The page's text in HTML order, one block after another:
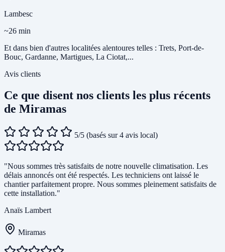
Lambesc
~26 min
Et dans bien d'autres localitées alentoures telles : Trets, Port-de-
Bouc, Gardanne, Martigues, La Ciotat,...
Avis clients
Ce que disent nos clients les plus récents
de Miramas
5/5 (basés sur 4 avis local)
"Nous sommes très satisfaits de notre nouvelle climatisation. Les
délais annoncés ont été respectés. Les techniciens ont laissé le
chantier parfaitement propre. Nous sommes pleinement satisfaits de
cette installation."
Anaïs Lambert
Miramas